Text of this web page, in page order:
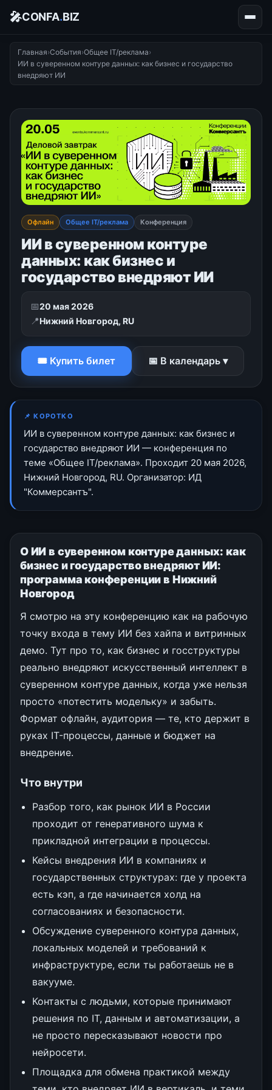
🎤CONFA.BIZ
Главная›События›Общее IT/реклама›
ИИ в суверенном контуре данных: как бизнес и государство
внедряют ИИ
Офлайн Общее IT/реклама Конференция
ИИ в суверенном контуре
данных: как бизнес и
государство внедряют ИИ
📅20 мая 2026
📍Нижний Новгород, RU
🎟 Купить билет 📅 В календарь ▾
📌 КОРОТКО
ИИ в суверенном контуре данных: как бизнес и
государство внедряют ИИ — конференция по
теме «Общее IT/реклама». Проходит 20 мая 2026,
Нижний Новгород, RU. Организатор: ИД
"Коммерсантъ".
О ИИ в суверенном контуре данных: как
бизнес и государство внедряют ИИ:
программа конференции в Нижний
Новгород
Я смотрю на эту конференцию как на рабочую
точку входа в тему ИИ без хайпа и витринных
демо. Тут про то, как бизнес и госструктуры
реально внедряют искусственный интеллект в
суверенном контуре данных, когда уже нельзя
просто «потестить модельку» и забыть.
Формат офлайн, аудитория — те, кто держит в
руках IT-процессы, данные и бюджет на
внедрение.
Что внутри
Разбор того, как рынок ИИ в России
проходит от генеративного шума к
прикладной интеграции в процессы.
Кейсы внедрения ИИ в компаниях и
государственных структурах: где у проекта
есть кэп, а где начинается холд на
согласованиях и безопасности.
Обсуждение суверенного контура данных,
локальных моделей и требований к
инфраструктуре, если ты работаешь не в
вакууме.
Контакты с людьми, которые принимают
решения по IT, данным и автоматизации, а
не просто пересказывают новости про
нейросети.
Площадка для обмена практикой между